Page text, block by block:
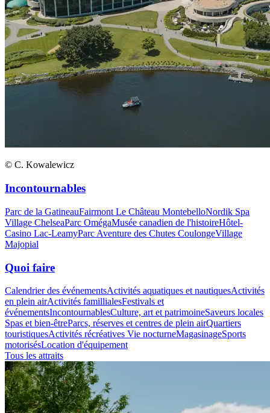
© C. Kowalewicz
Incontournables
Parc de la GatineauFairmont Le Château MontebelloNordik Spa
Village ChelseaParc OmégaMusée canadien de l'histoireHôtel-
Casino Lac-LeamyParc Aventure des Chutes CoulongeVillage
Majopial
Quoi faire
Calendrier des événementsActivités aquatiques et nautiquesActivités
en plein airActivités famillialesFestivals et
événementsIncontournablesCulture, art et patrimoineSaveurs locales
Spas et bien-êtreParcs, réserves et centres de plein airQuartiers
touristiquesActivités récréatives Vie nocturneMagasinageSports
motorisésLocation d'équipement
Tous les attraits